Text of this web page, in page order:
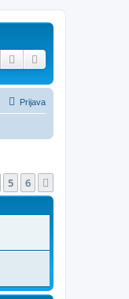
Iskanje
Prijava
5 6